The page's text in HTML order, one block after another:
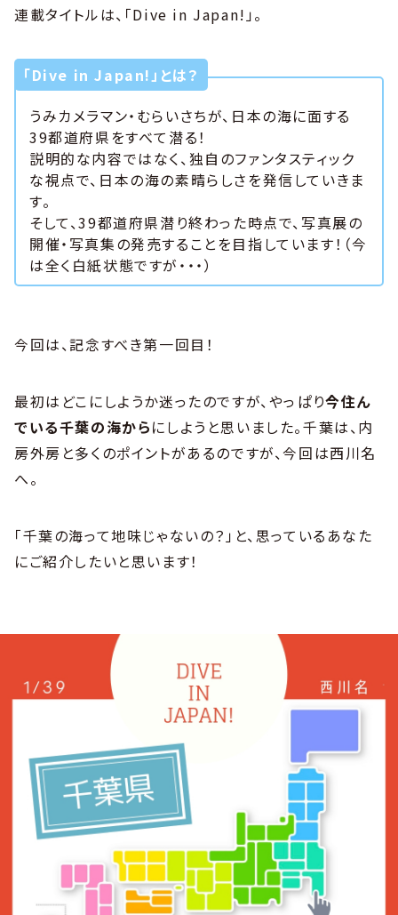
連載タイトルは、「Dive in Japan!」。
「Dive in Japan!」とは？
うみカメラマン・むらいさちが、日本の海に面する
39都道府県をすべて潜る！
説明的な内容ではなく、独自のファンタスティック
な視点で、日本の海の素晴らしさを発信していきま
す。
そして、39都道府県潜り終わった時点で、写真展の
開催・写真集の発売することを目指しています！（今
は全く白紙状態ですが・・・）
今回は、記念すべき第一回目！
最初はどこにしようか迷ったのですが、やっぱり今住ん
でいる千葉の海からにしようと思いました。千葉は、内
房外房と多くのポイントがあるのですが、今回は西川名
へ。
「千葉の海って地味じゃないの？」と、思っているあなた
にご紹介したいと思います！